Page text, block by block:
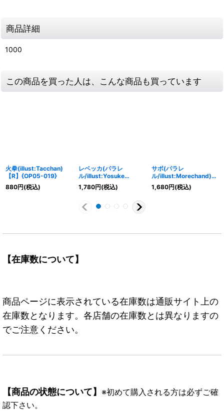
商品詳細
1000
この商品を買った人は、こんな商品も買っています
火拳(illust:Tacchan)
【R】{OP05-019}
880円(税込)
レベッカ(パラレ
ル/illust:Yosuke
Adachi)【SR/P】
{OP15-053}
1,780円(税込)
サボ(パラレ
ル/illust:Morechand)
【SR/P】{OP15-046}
1,680円(税込)
【在庫数について】
商品ページに表示されている在庫数は通販サイト上の
在庫数となります。各店舗の在庫数とは異なりますの
でご注意ください。
【商品の状態について】 ※初めて購入される方は必ずご確
認下さい。